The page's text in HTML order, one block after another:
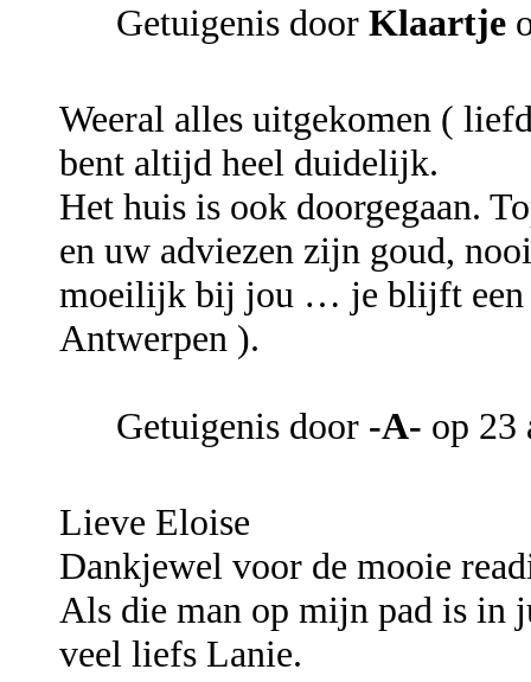
Getuigenis door Klaartje
Weeral alles uitgekomen (
bent altijd heel duidelijk.
Het huis is ook doorgegaan.
en uw adviezen zijn goud,
moeilijk bij jou … je blijft een
Antwerpen ).
Getuigenis door -A- op 23
Lieve Eloise
Dankjewel voor de mooie
Als die man op mijn pad is in
veel liefs Lanie.